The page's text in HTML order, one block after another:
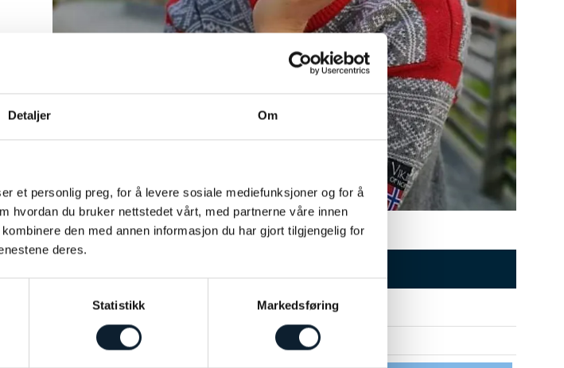
Detaljer Om
et personlig preg, for å levere sosiale mediefunksjoner og for å
hvordan du bruker nettstedet vårt, med partnerne våre innen
den med annen informasjon du har gjort tilgjengelig for
deres.
Statistikk Markedsføring